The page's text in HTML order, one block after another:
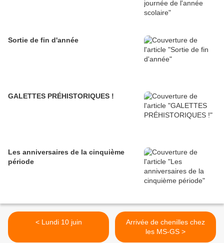
Sortie de fin d'année
GALETTES PRÉHISTORIQUES !
Les anniversaires de la cinquième
période
< Lundi 10 juin
Arrivée de chenilles chez
les MS-GS >